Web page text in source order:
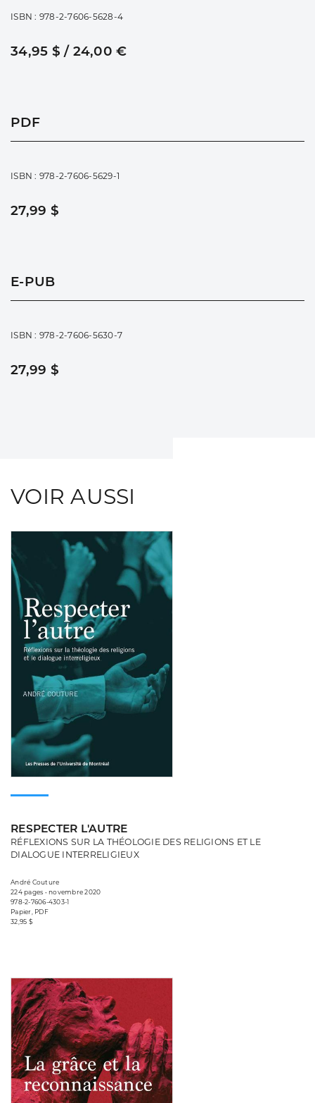
ISBN : 978-2-7606-5628-4
34,95 $ / 24,00 €
PDF
ISBN : 978-2-7606-5629-1
27,99 $
E-PUB
ISBN : 978-2-7606-5630-7
27,99 $
VOIR AUSSI
RESPECTER L'AUTRE
RÉFLEXIONS SUR LA THÉOLOGIE DES RELIGIONS ET LE
DIALOGUE INTERRELIGIEUX
André Couture
224 pages • novembre 2020
978-2-7606-4303-1
Papier, PDF
32,95 $